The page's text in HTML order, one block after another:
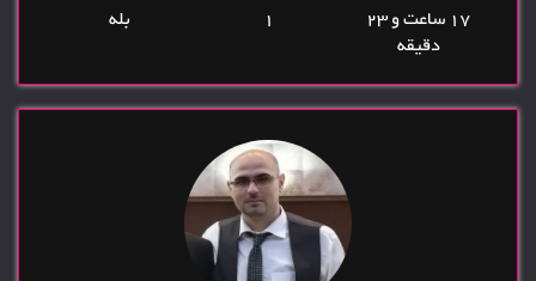
17 ساعت و 23
دقیقه
1 بله